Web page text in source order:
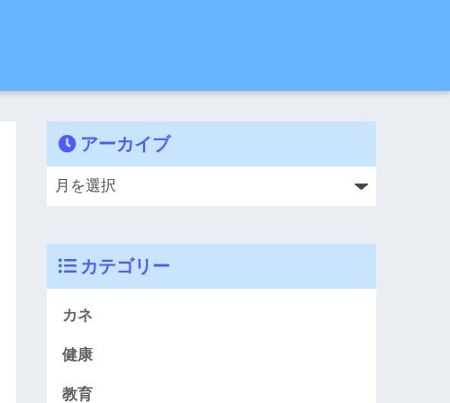
アーカイブ
カテゴリー
カネ
健康
教育